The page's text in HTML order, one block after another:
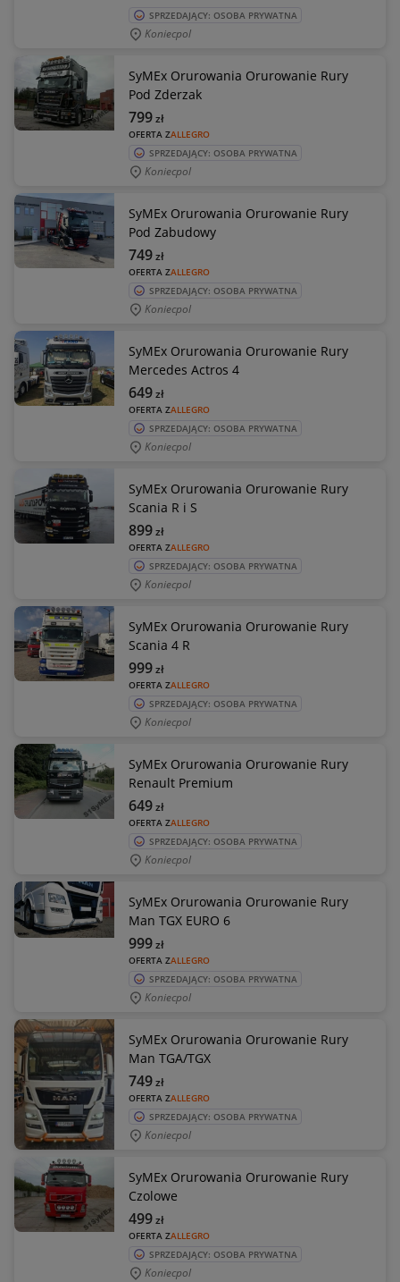
SPRZEDAJĄCY: OSOBA PRYWATNA
Koniecpol
SyMEx Orurowania Orurowanie Rury
Pod Zderzak
OFERTA ZALLEGRO
799zł
SPRZEDAJĄCY: OSOBA PRYWATNA
Koniecpol
SyMEx Orurowania Orurowanie Rury
Pod Zabudowy
OFERTA ZALLEGRO
749zł
SPRZEDAJĄCY: OSOBA PRYWATNA
Koniecpol
SyMEx Orurowania Orurowanie Rury
Mercedes Actros 4
OFERTA ZALLEGRO
649zł
SPRZEDAJĄCY: OSOBA PRYWATNA
Koniecpol
SyMEx Orurowania Orurowanie Rury
Scania R i S
OFERTA ZALLEGRO
899zł
SPRZEDAJĄCY: OSOBA PRYWATNA
Koniecpol
SyMEx Orurowania Orurowanie Rury
Scania 4 R
OFERTA ZALLEGRO
999zł
SPRZEDAJĄCY: OSOBA PRYWATNA
Koniecpol
SyMEx Orurowania Orurowanie Rury
Renault Premium
OFERTA ZALLEGRO
649zł
SPRZEDAJĄCY: OSOBA PRYWATNA
Koniecpol
SyMEx Orurowania Orurowanie Rury
Man TGX EURO 6
OFERTA ZALLEGRO
999zł
SPRZEDAJĄCY: OSOBA PRYWATNA
Koniecpol
SyMEx Orurowania Orurowanie Rury
Man TGA/TGX
OFERTA ZALLEGRO
749zł
SPRZEDAJĄCY: OSOBA PRYWATNA
Koniecpol
SyMEx Orurowania Orurowanie Rury
Czolowe
OFERTA ZALLEGRO
499zł
SPRZEDAJĄCY: OSOBA PRYWATNA
Koniecpol